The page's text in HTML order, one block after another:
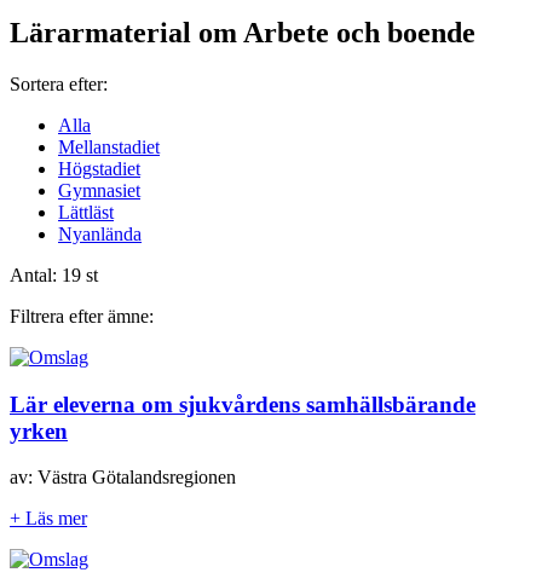
Lärarmaterial om Arbete och boende
Sortera efter:
Alla
Mellanstadiet
Högstadiet
Gymnasiet
Lättläst
Nyanlända
Antal: 19 st
Filtrera efter ämne:
Lär eleverna om sjukvårdens samhällsbärande
yrken
av: Västra Götalandsregionen
+ Läs mer